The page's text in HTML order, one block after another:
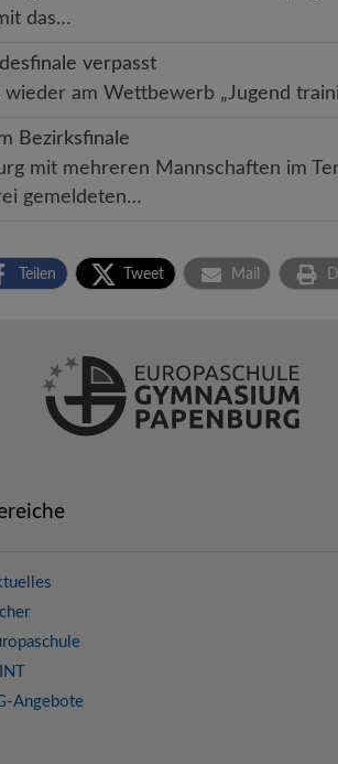
das…
verpasst
wieder am Wettbewerb „Jugend
Bezirksfinale
mit mehreren Mannschaften im
gemeldeten…
Teilen Tweet Mail
Angebote